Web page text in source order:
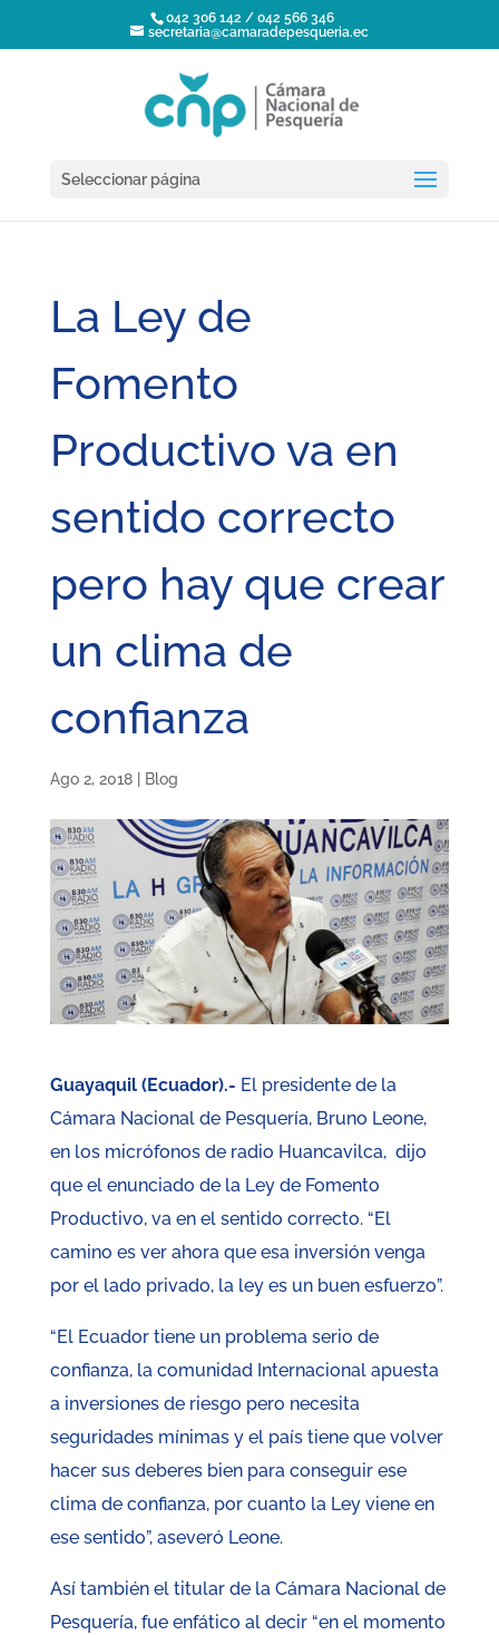
042 306 142 / 042 566 346
secretaria@camaradepesqueria.ec
Seleccionar página
La Ley de
Fomento
Productivo va en
sentido correcto
pero hay que crear
un clima de
confianza
Ago 2, 2018| Blog
Guayaquil (Ecuador).- El presidente de la
Cámara Nacional de Pesquería, Bruno Leone,
en los micrófonos de radio Huancavilca, dijo
que el enunciado de la Ley de Fomento
Productivo, va en el sentido correcto. “El
camino es ver ahora que esa inversión venga
por el lado privado, la ley es un buen esfuerzo”.
“El Ecuador tiene un problema serio de
confianza, la comunidad Internacional apuesta
a inversiones de riesgo pero necesita
seguridades mínimas y el país tiene que volver
hacer sus deberes bien para conseguir ese
clima de confianza, por cuanto la Ley viene en
ese sentido”, aseveró Leone.
Así también el titular de la Cámara Nacional de
Pesquería, fue enfático al decir “en el momento